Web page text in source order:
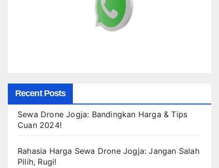
Recent Posts
Sewa Drone Jogja: Bandingkan Harga & Tips
Cuan 2024!
Rahasia Harga Sewa Drone Jogja: Jangan Salah
Pilih, Rugi!